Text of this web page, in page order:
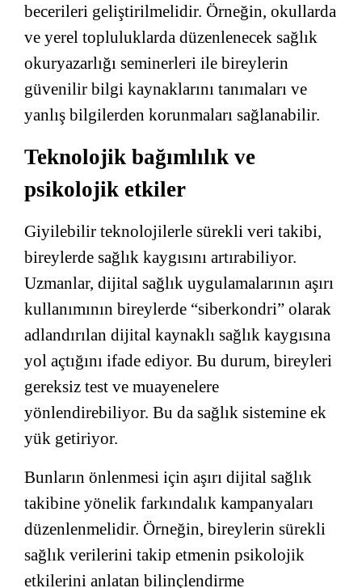
becerileri geliştirilmelidir. Örneğin, okullarda
ve yerel topluluklarda düzenlenecek sağlık
okuryazarlığı seminerleri ile bireylerin
güvenilir bilgi kaynaklarını tanımaları ve
yanlış bilgilerden korunmaları sağlanabilir.
Teknolojik bağımlılık ve
psikolojik etkiler
Giyilebilir teknolojilerle sürekli veri takibi,
bireylerde sağlık kaygısını artırabiliyor.
Uzmanlar, dijital sağlık uygulamalarının aşırı
kullanımının bireylerde “siberkondri” olarak
adlandırılan dijital kaynaklı sağlık kaygısına
yol açtığını ifade ediyor. Bu durum, bireyleri
gereksiz test ve muayenelere
yönlendirebiliyor. Bu da sağlık sistemine ek
yük getiriyor.
Bunların önlenmesi için aşırı dijital sağlık
takibine yönelik farkındalık kampanyaları
düzenlenmelidir. Örneğin, bireylerin sürekli
sağlık verilerini takip etmenin psikolojik
etkilerini anlatan bilinçlendirme